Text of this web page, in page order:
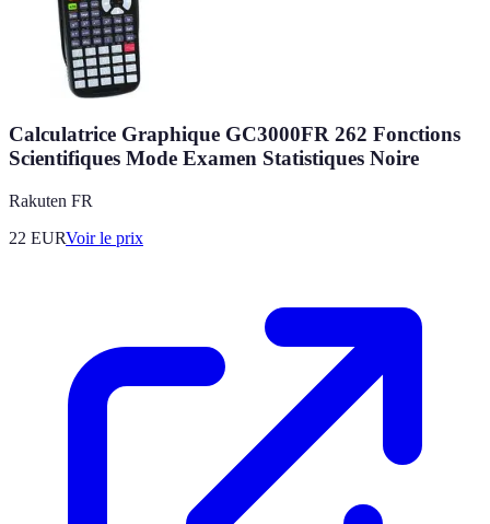
Calculatrice Graphique GC3000FR 262 Fonctions
Scientifiques Mode Examen Statistiques Noire
Rakuten FR
22 EURVoir le prix